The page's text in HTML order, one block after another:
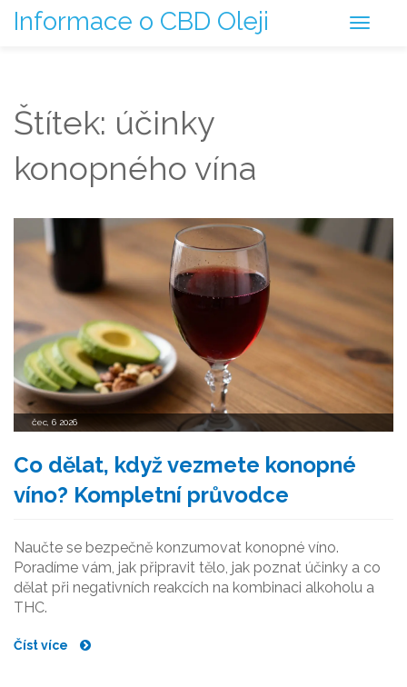
Informace o CBD Oleji
Štítek: účinky
konopného vína
čec, 6 2026
Co dělat, když vezmete konopné
víno? Kompletní průvodce
Naučte se bezpečně konzumovat konopné víno.
Poradíme vám, jak připravit tělo, jak poznat účinky a co
dělat při negativních reakcích na kombinaci alkoholu a
THC.
Číst více